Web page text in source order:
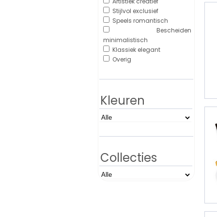
Stijlvol exclusief
Speels romantisch
Bescheiden
minimalistisch
Klassiek elegant
Overig
Kleuren
Collecties